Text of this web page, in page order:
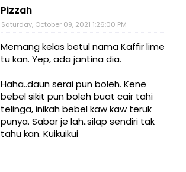
Pizzah
Saturday, October 09, 2021 1:26:00 PM
Memang kelas betul nama Kaffir lime
tu kan. Yep, ada jantina dia.
Haha..daun serai pun boleh. Kene
bebel sikit pun boleh buat cair tahi
telinga, inikah bebel kaw kaw teruk
punya. Sabar je lah..silap sendiri tak
tahu kan. Kuikuikui